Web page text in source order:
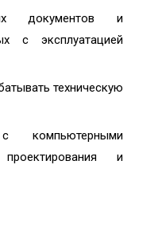
документов и
с эксплуатацией
техническую
и